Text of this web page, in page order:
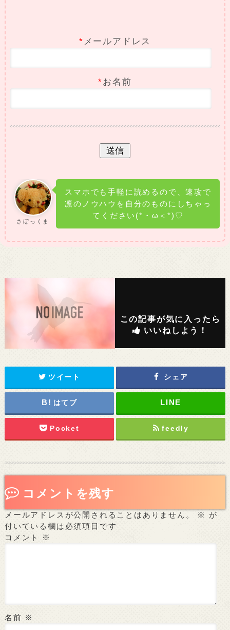
* メールアドレス
*お名前
さぼっくま
スマホでも手軽に読めるので、速攻で
凛のノウハウを自分のものにしちゃっ
てください(*・ω＜*)♡
この記事が気に入ったら
いいねしよう！
ツイート シェア
はてブ
Pocket feedly
コメントを残す
メールアドレスが公開されることはありません。 ※
が
付いている欄は必須項目です
コメント
※
名前 ※